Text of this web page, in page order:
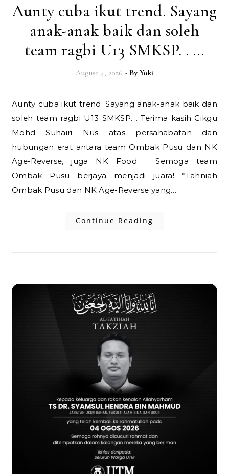
Aunty cuba ikut trend. Sayang
anak-anak baik dan soleh
team ragbi U13 SMKSP. . …
August 4, 2026 - By Yuki
Aunty cuba ikut trend. Sayang anak-anak baik dan
soleh team ragbi U13 SMKSP. . Terima kasih Cikgu
Mohd Suhairi Nus atas persahabatan dan
hubungan erat antara team Ombak Pusu dan NK
Age-Reverse, juga NK Food. . Semoga team
Ombak Pusu berjaya menjadi juara! *Tahniah
Ombak Pusu dan NK Age-Reverse yang…
Continue Reading